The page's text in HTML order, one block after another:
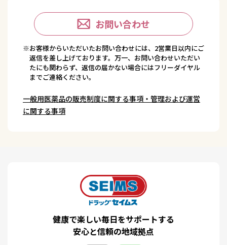
お問い合わせ
※お客様からいただいたお問い合わせには、2営業日以内にご
返信を差し上げております。万一、お問い合わせいただい
たにも関わらず、返信の届かない場合にはフリーダイヤル
までご連絡ください。
一般用医薬品の販売制度に関する事項・管理および運営
に関する事項
健康で楽しい毎日をサポートする
安心と信頼の地域拠点